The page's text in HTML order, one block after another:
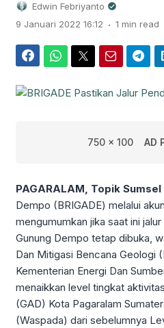
Edwin Febriyanto
9 Januari 2022 16:12 . 1 min read
750 x 100 AD
PAGARALAM, Topik Sumsel
Dempo (BRIGADE) melalui
mengumumkan jika saat ini
Gunung Dempo tetap dibuka,
Dan Mitigasi Bencana Geologi
Kementerian Energi Dan
menaikkan level tingkat
(GAD) Kota Pagaralam
(Waspada) dari sebelumnya